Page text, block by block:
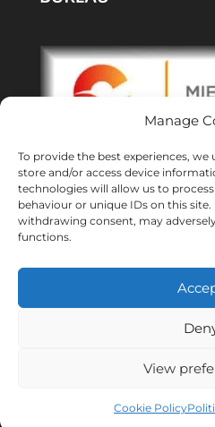
Manage
To provide the best experiences,
store and/or access device
technologies will allow us to
behaviour or unique IDs on this
withdrawing consent, may
functions.
View
Cookie Policy
Oficinas: Malaga|Valencia
Eventos corporativos en
Meridional Events ® 2026